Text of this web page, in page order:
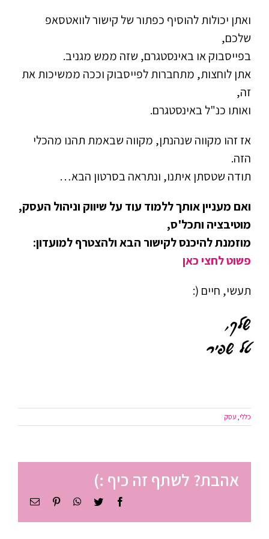
ואתן יכולות להוסיף כפתור של קישור לוואטסאפ
שלכם,
בפייסבוק או באינסטגרם, שזה ממש מגניב.
אתן לוחצות, מתחברות לפייסבוק וככה ממשיכות את
זה,
ואותו כנ"ל באינסטגרם.
אז זהו מקווה שנהנתן, מקווה שבאמת תהנו מהכלי
הזה.
תודה שטסתן איתנו, ונתראה בסרטון הבא…
ואם מעניין אותך ללמוד עוד על שיווק וניהול העסק,
מוטיבציה ותכל'ס,
מוזמנת להיכנס לקישור הבא ולהצטרף למועדון:
פשוט לחצי כאן
תעשי, חיים (:
שלך,
טל שפיר
כללי, עסק
אהבת? לשתף זה כיף :)
Facebook
Twitter
WhatsApp
Pinterestכתובת